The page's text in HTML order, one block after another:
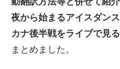
夜から始まるアイスダン
カナ後半戦をライブで見
まとめました。